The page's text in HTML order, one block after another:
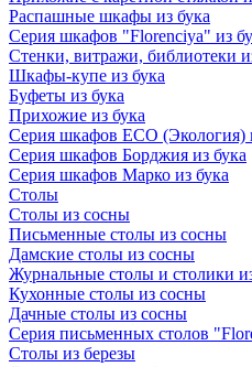
Распашные шкафы из бука
Серия шкафов "Florenciya" из
Стенки, витражи, библиотеки
Шкафы-купе из бука
Буфеты из бука
Прихожие из бука
Серия шкафов ECO (Экология)
Серия шкафов Борджия из бука
Серия шкафов Марко из бука
Столы
Столы из сосны
Письменные столы из сосны
Дамские столы из сосны
Журнальные столы и столики
Кухонные столы из сосны
Дачные столы из сосны
Серия письменных столов
Столы из березы